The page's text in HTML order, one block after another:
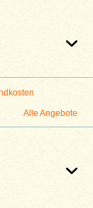
Alle Angebote